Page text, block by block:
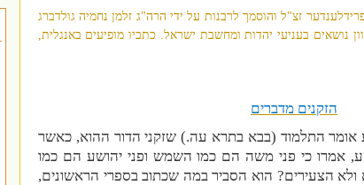
זצ"ל והוסמך לרבנות על ידי הרה"ג זלמן נחמיה גולדברג
נושאים בעניעי יהדות ומחשבת ישראל. כתביו מופיעים באנגלית,
הזקנים מדברים
התלמוד (בבא בתרא עה.) שזקני הדור ההוא, כאשר
אמרו כי פני משה הם כמו השמש ופני יהושע הם כמו
ולא הצעירים? הוא הסביר במה שכתוב בספרי הראשונים,